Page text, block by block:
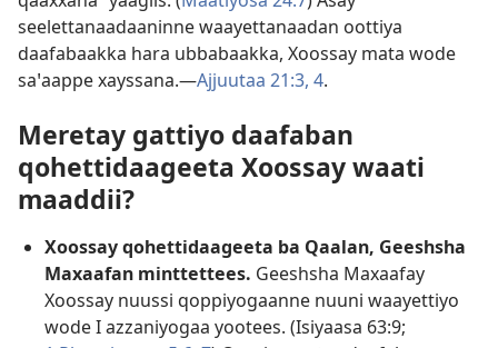
seelettanaadaaninne waayettanaadan oottiya
daafabaakka hara ubbabaakka, Xoossay mata wode
saꞌaappe xayssana.—Ajjuutaa 21:3, 4.
Meretay gattiyo daafaban
qohettidaageeta Xoossay waati
maaddii?
Xoossay qohettidaageeta ba Qaalan, Geeshsha
Maxaafan minttettees. Geeshsha Maxaafay
Xoossay nuussi qoppiyogaanne nuuni waayettiyo
wode I azzaniyogaa yootees. (Isiyaasa 63:9;